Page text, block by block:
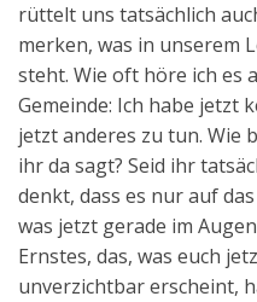
rüttelt uns tatsächlich
merken, was in unserem
steht. Wie oft höre ich es
Gemeinde: Ich habe jetzt
jetzt anderes zu tun. Wie
ihr da sagt? Seid ihr
denkt, dass es nur auf
was jetzt gerade im
Ernstes, das, was euch
unverzichtbar erscheint,